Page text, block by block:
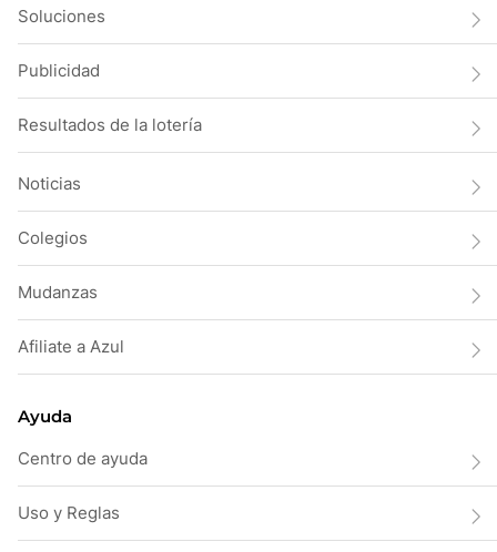
Soluciones
Publicidad
Resultados de la lotería
Noticias
Colegios
Mudanzas
Afiliate a Azul
Ayuda
Centro de ayuda
Uso y Reglas